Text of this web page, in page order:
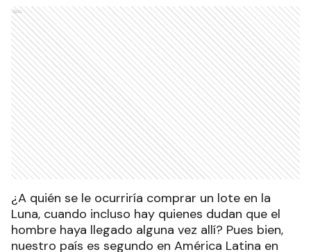
Ads
¿A quién se le ocurriría comprar un lote en la
Luna, cuando incluso hay quienes dudan que el
hombre haya llegado alguna vez allí? Pues bien,
nuestro país es segundo en América Latina en